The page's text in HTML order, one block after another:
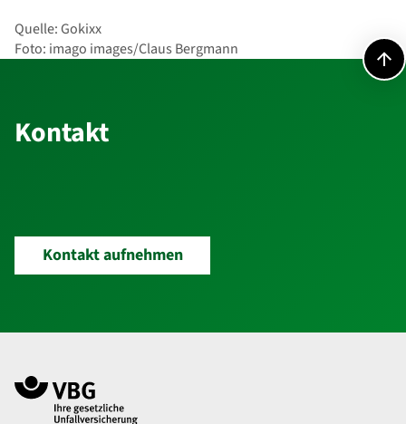
Quelle: Gokixx
Foto: imago images/Claus Bergmann
Kontakt
Kontakt aufnehmen